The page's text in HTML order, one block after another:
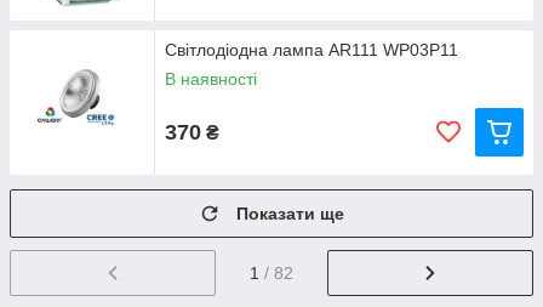
Світлодіодна лампа AR111 WP03P11
В наявності
370 ₴
Показати ще
1 / 82